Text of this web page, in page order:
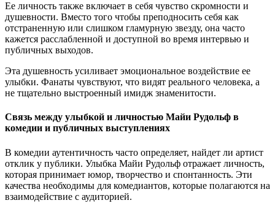
Ее личность также включает в себя чувство скромности и
душевности. Вместо того чтобы преподносить себя как
отстраненную или слишком гламурную звезду, она часто
кажется расслабленной и доступной во время интервью и
публичных выходов.
Эта душевность усиливает эмоциональное воздействие ее
улыбки. Фанаты чувствуют, что видят реального человека, а
не тщательно выстроенный имидж знаменитости.
Связь между улыбкой и личностью Майи Рудольф в
комедии и публичных выступлениях
В комедии аутентичность часто определяет, найдет ли артист
отклик у публики. Улыбка Майи Рудольф отражает личность,
которая принимает юмор, творчество и спонтанность. Эти
качества необходимы для комедиантов, которые полагаются на
взаимодействие с аудиторией.